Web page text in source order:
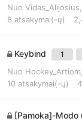
Nuo Vidas_Alijosius
8 atsakymai(-ų)
Keybind 1
Nuo Hockey_Artiom
10 atsakymai(-ų)
[Pamoka]-Modo